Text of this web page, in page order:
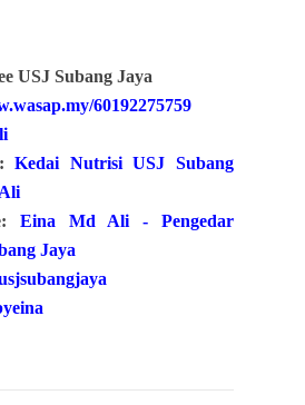
USJ Subang Jaya
60192275759
Kedai Nutrisi USJ Subang
Eina Md Ali - Pengedar
Jaya